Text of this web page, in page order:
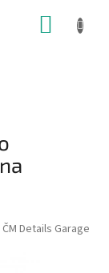
ČM Details Garage